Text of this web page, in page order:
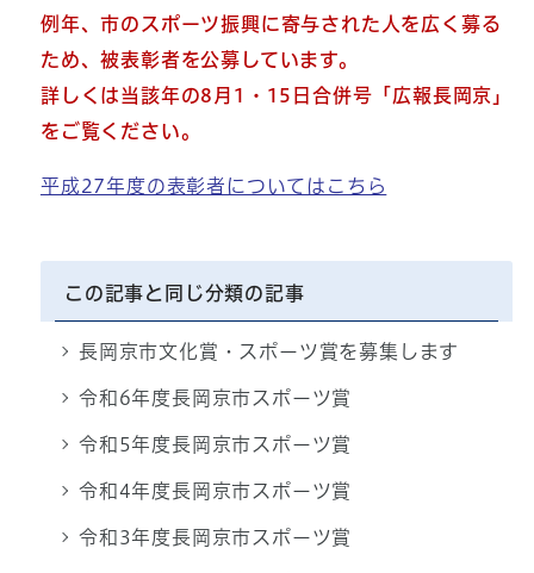
例年、市のスポーツ振興に寄与された人を広く募る
ため、被表彰者を公募しています。
詳しくは当該年の8月1・15日合併号「広報長岡京」
をご覧ください。
平成27年度の表彰者についてはこちら
この記事と同じ分類の記事
長岡京市文化賞・スポーツ賞を募集します
令和6年度長岡京市スポーツ賞
令和5年度長岡京市スポーツ賞
令和4年度長岡京市スポーツ賞
令和3年度長岡京市スポーツ賞